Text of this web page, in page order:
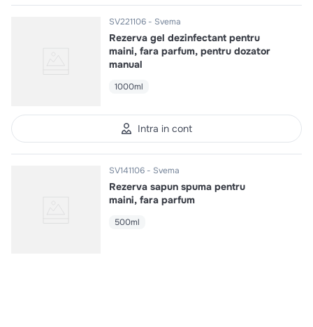
SV221106 Svema
Rezerva gel dezinfectant pentru
maini, fara parfum, pentru dozator
manual
1000ml
Intra in cont
SV141106 Svema
Rezerva sapun spuma pentru
maini, fara parfum
500ml